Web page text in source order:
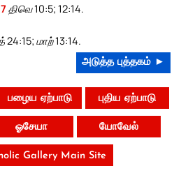
திவெ 10:5; 12:14.
24:15; மாற் 13:14.
அடுத்த புத்தகம் ►
பழைய ஏற்பாடு புதிய ஏற்பாடு
ஓசேயா யோவேல்
Gallery Main Site